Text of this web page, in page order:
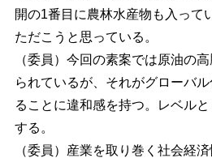
開の1番目に農林水産物も入って
ただこうと思っている。
（委員）今回の素案では原油の
られているが、それがグローバ
ることに違和感を持つ。レベル
する。
（委員）産業を取り巻く社会経